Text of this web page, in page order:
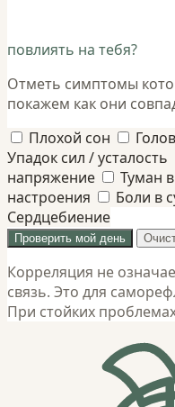
повлиять на тебя?
Отметь симптомы
покажем как они
Плохой сон
Упадок сил / усталость
напряжение
Туман
настроения
Боли в
Сердцебиение
Проверить мой день
Корреляция не
связь. Это для
При стойких